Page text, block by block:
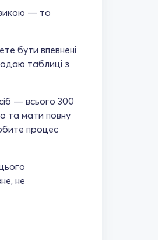
— то
бути впевнені
таблиці з
— всього 300
та мати повну
процес
не